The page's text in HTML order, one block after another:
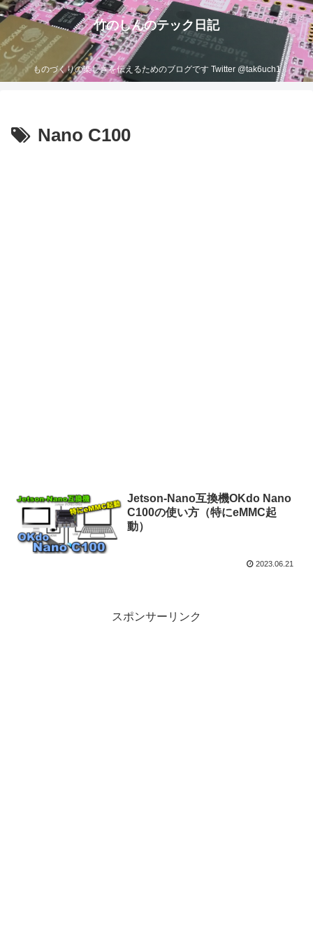
竹のしんのテック日記
ものづくりの楽しさを伝えるためのブログです Twitter @tak6uch1
Nano C100
Jetson-Nano互換機OKdo Nano
C100の使い方（特にeMMC起
動）
2023.06.21
スポンサーリンク